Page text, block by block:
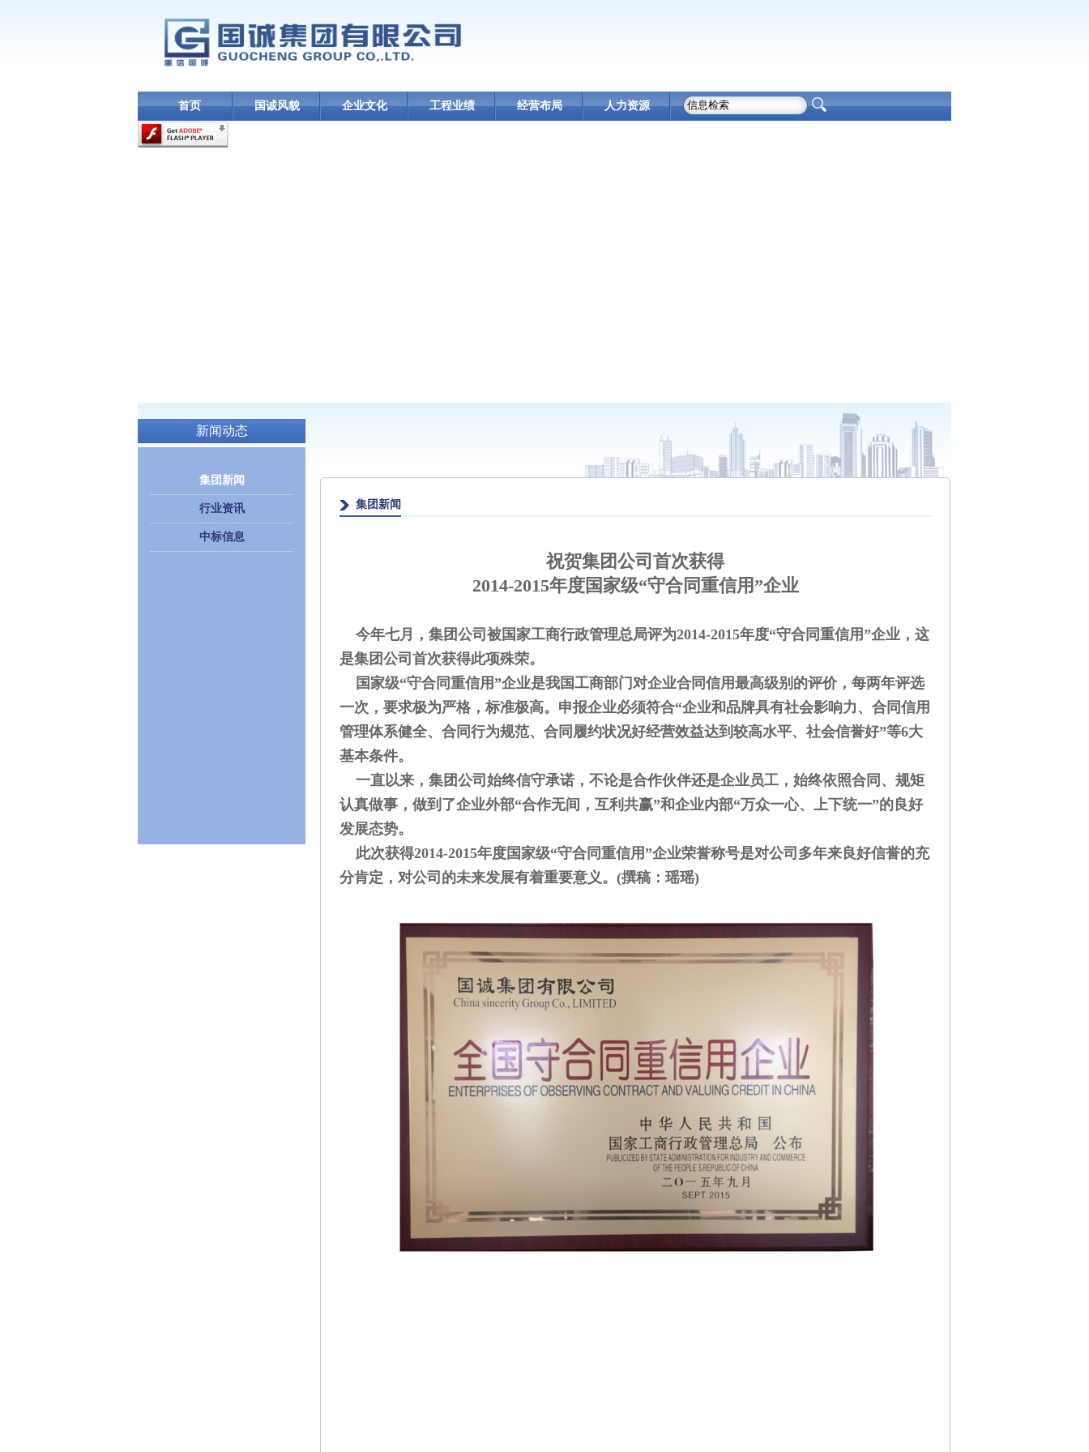
首页 国诚风貌 企业文化 工程业绩 经营布局 人力资源
新闻动态
集团新闻
行业资讯
中标信息
集团新闻
祝贺集团公司首次获得
2014-2015年度国家级“守合同重信用”企业
今年七月，集团公司被国家工商行政管理总局评为2014-2015年度“守合同重信用”企业，这
是集团公司首次获得此项殊荣。
国家级“守合同重信用”企业是我国工商部门对企业合同信用最高级别的评价，每两年评选
一次，要求极为严格，标准极高。申报企业必须符合“企业和品牌具有社会影响力、合同信用
管理体系健全、合同行为规范、合同履约状况好经营效益达到较高水平、社会信誉好”等6大
基本条件。
一直以来，集团公司始终信守承诺，不论是合作伙伴还是企业员工，始终依照合同、规矩
认真做事，做到了企业外部“合作无间，互利共赢”和企业内部“万众一心、上下统一”的良好
发展态势。
此次获得2014-2015年度国家级“守合同重信用”企业荣誉称号是对公司多年来良好信誉的充
分肯定，对公司的未来发展有着重要意义。(撰稿：瑶瑶)